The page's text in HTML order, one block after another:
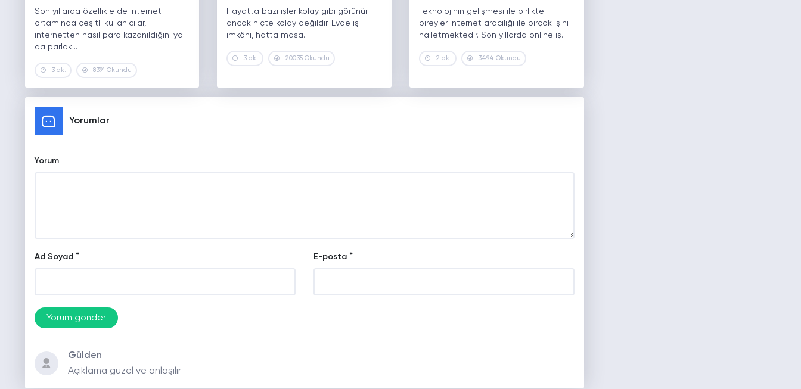
Son yıllarda özellikle de internet
ortamında çeşitli kullanıcılar,
internetten nasıl para kazanıldığını ya
da parlak…
3 dk. 8391 Okundu
Hayatta bazı işler kolay gibi görünür
ancak hiçte kolay değildir. Evde iş
imkânı, hatta masa…
3 dk. 20035 Okundu
Teknolojinin gelişmesi ile birlikte
bireyler internet aracılığı ile birçok işini
halletmektedir. Son yıllarda online iş…
2 dk. 3494 Okundu
Yorumlar
Yorum
Ad Soyad * E-posta *
Gülden
Açıklama güzel ve anlaşılır